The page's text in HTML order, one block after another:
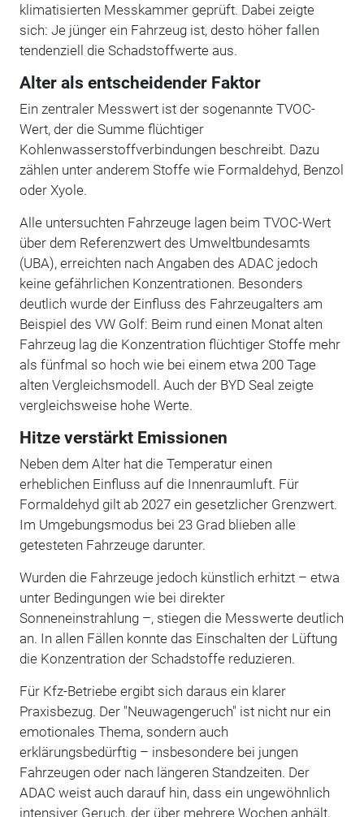
klimatisierten Messkammer geprüft. Dabei zeigte
sich: Je jünger ein Fahrzeug ist, desto höher fallen
tendenziell die Schadstoffwerte aus.
Alter als entscheidender Faktor
Ein zentraler Messwert ist der sogenannte TVOC-
Wert, der die Summe flüchtiger
Kohlenwasserstoffverbindungen beschreibt. Dazu
zählen unter anderem Stoffe wie Formaldehyd, Benzol
oder Xyole.
Alle untersuchten Fahrzeuge lagen beim TVOC-Wert
über dem Referenzwert des Umweltbundesamts
(UBA), erreichten nach Angaben des ADAC jedoch
keine gefährlichen Konzentrationen. Besonders
deutlich wurde der Einfluss des Fahrzeugalters am
Beispiel des VW Golf: Beim rund einen Monat alten
Fahrzeug lag die Konzentration flüchtiger Stoffe mehr
als fünfmal so hoch wie bei einem etwa 200 Tage
alten Vergleichsmodell. Auch der BYD Seal zeigte
vergleichsweise hohe Werte.
Hitze verstärkt Emissionen
Neben dem Alter hat die Temperatur einen
erheblichen Einfluss auf die Innenraumluft. Für
Formaldehyd gilt ab 2027 ein gesetzlicher Grenzwert.
Im Umgebungsmodus bei 23 Grad blieben alle
getesteten Fahrzeuge darunter.
Wurden die Fahrzeuge jedoch künstlich erhitzt – etwa
unter Bedingungen wie bei direkter
Sonneneinstrahlung –, stiegen die Messwerte deutlich
an. In allen Fällen konnte das Einschalten der Lüftung
die Konzentration der Schadstoffe reduzieren.
Für Kfz-Betriebe ergibt sich daraus ein klarer
Praxisbezug. Der "Neuwagengeruch" ist nicht nur ein
emotionales Thema, sondern auch
erklärungsbedürftig – insbesondere bei jungen
Fahrzeugen oder nach längeren Standzeiten. Der
ADAC weist auch darauf hin, dass ein ungewöhnlich
intensiver Geruch, der über mehrere Wochen anhält,